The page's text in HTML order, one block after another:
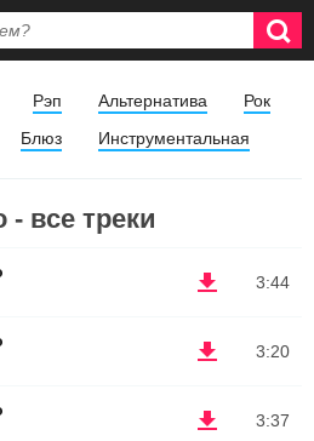
Рэп Альтернатива
Рок
Блюз Инструментальная
- все треки
3:44
3:20
3:37